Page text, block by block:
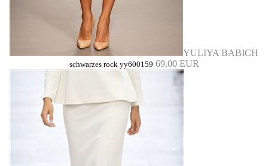
YULIYA BABICH
schwarzes rock yy600159 69,00 EUR